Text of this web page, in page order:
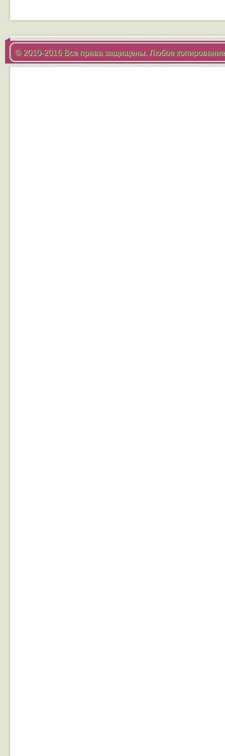
© 2010-2016 Все права защищены. Любое